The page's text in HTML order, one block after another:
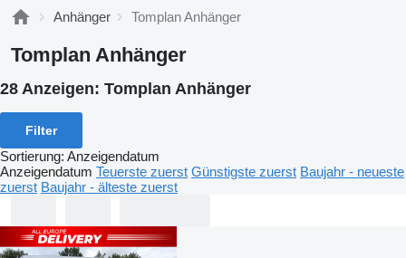
Anhänger Tomplan Anhänger
Tomplan Anhänger
28 Anzeigen: Tomplan Anhänger
Filter
Sortierung: Anzeigendatum
Anzeigendatum Teuerste zuerst Günstigste zuerst Baujahr - neueste
zuerst Baujahr - älteste zuerst